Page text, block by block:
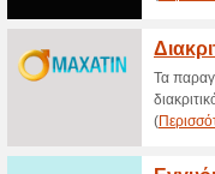
100%